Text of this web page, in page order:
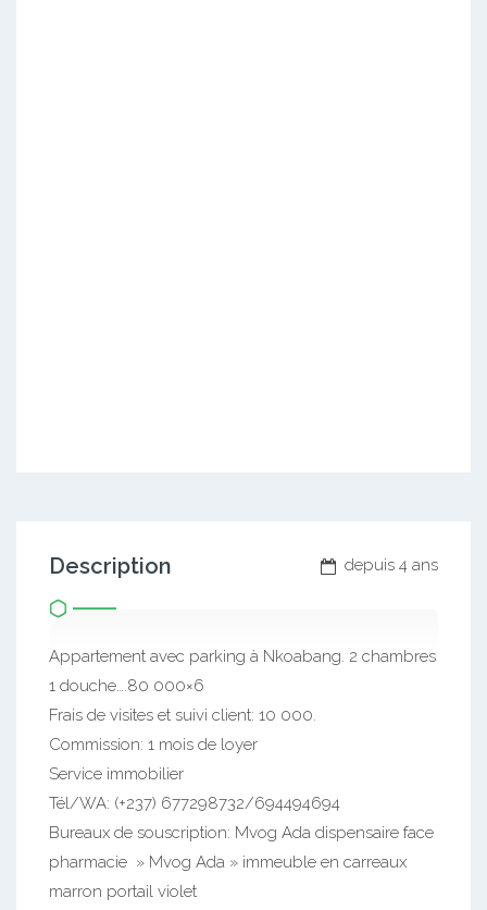
depuis 4 ans
Description
Appartement avec parking à Nkoabang. 2 chambres
1 douche….80 000×6
Frais de visites et suivi client: 10 000.
Commission: 1 mois de loyer
Service immobilier
Tél/WA: (+237) 677298732/694494694
Bureaux de souscription: Mvog Ada dispensaire face
pharmacie » Mvog Ada » immeuble en carreaux
marron portail violet